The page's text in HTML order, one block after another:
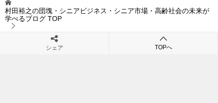
村田裕之の団塊・シニアビジネス・シニア市場・高齢社会の未来が
学べるブログ TOP
シェア TOPへ